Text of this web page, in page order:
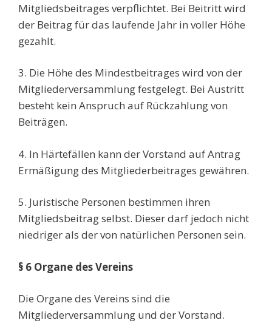
Mitgliedsbeitrages verpflichtet. Bei Beitritt wird
der Beitrag für das laufende Jahr in voller Höhe
gezahlt.
3. Die Höhe des Mindestbeitrages wird von der
Mitgliederversammlung festgelegt. Bei Austritt
besteht kein Anspruch auf Rückzahlung von
Beiträgen.
4. In Härtefällen kann der Vorstand auf Antrag
Ermäßigung des Mitgliederbeitrages gewähren.
5. Juristische Personen bestimmen ihren
Mitgliedsbeitrag selbst. Dieser darf jedoch nicht
niedriger als der von natürlichen Personen sein.
§ 6 Organe des Vereins
Die Organe des Vereins sind die
Mitgliederversammlung und der Vorstand.